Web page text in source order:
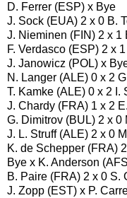
D. Ferrer (ESP) x Bye
J. Sock (EUA) 2 x 0 B.
J. Nieminen (FIN) 2 x 1
F. Verdasco (ESP) 2 x
J. Janowicz (POL) x
N. Langer (ALE) 0 x 2
T. Kamke (ALE) 0 x 2 I.
J. Chardy (FRA) 1 x 2
G. Dimitrov (BUL) 2 x 0
J. L. Struff (ALE) 2 x 0
K. de Schepper (FRA)
Bye x K. Anderson
B. Paire (FRA) 2 x 0 S.
J. Zopp (EST) x P.